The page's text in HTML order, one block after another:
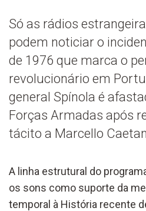
Só as rádios
podem noticiar o
de 1976 que marca o
revolucionário em
general Spínola é
Forças Armadas após
tácito a Marcello
A linha estrutural do
os sons como suporte da
temporal à História recente